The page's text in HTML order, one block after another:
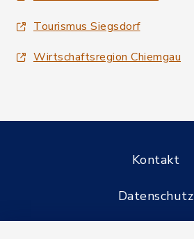
Tourismus Siegsdorf
Wirtschaftsregion Chiemgau
Kontakt
Datenschutz